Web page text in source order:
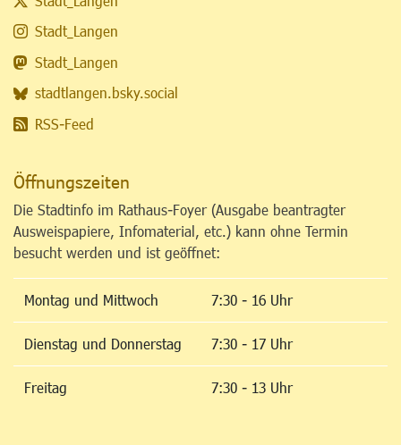
Stadt_Langen
Stadt_Langen
stadtlangen.bsky.social
RSS-Feed
Öffnungszeiten
Die Stadtinfo im Rathaus-Foyer (Ausgabe beantragter
Ausweispapiere, Infomaterial, etc.) kann ohne Termin
besucht werden und ist geöffnet:
Montag und Mittwoch 7:30 - 16 Uhr
Dienstag und Donnerstag 7:30 - 17 Uhr
Freitag 7:30 - 13 Uhr